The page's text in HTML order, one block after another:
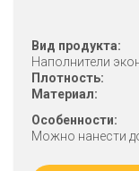
Вид продукта:
Наполнители
Плотность:
Материал:
Особенности:
Можно нанести